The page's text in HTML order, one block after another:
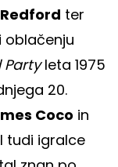
ter
oblačenju
Partyleta 1975
20.
Coco in
tudi igralce